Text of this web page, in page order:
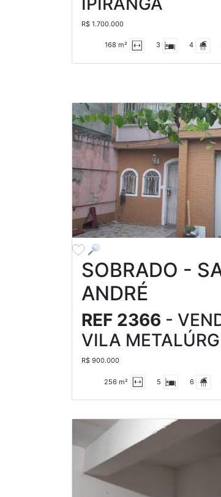
R$ 1.700.000
168 m² 3 4
SOBRADO -
ANDRÉ
REF 2366 -
VILA
R$ 900.000
256 m² 5 6